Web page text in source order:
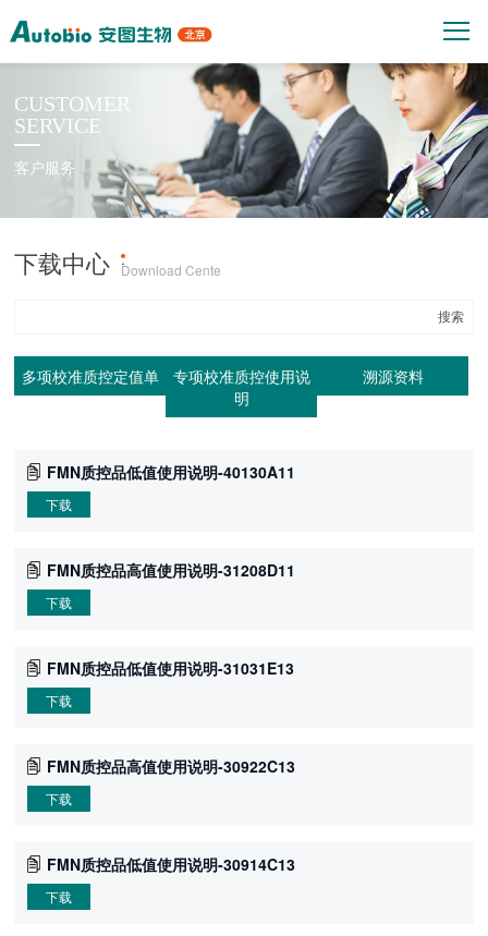
CUSTOMER
SERVICE
客户服务
下载中心 ·Download Cente
多项校准质控定值单
专项校准质控使用说
明
溯源资料
FMN质控品低值使用说明-40130A11
下载
FMN质控品高值使用说明-31208D11
下载
FMN质控品低值使用说明-31031E13
下载
FMN质控品高值使用说明-30922C13
下载
FMN质控品低值使用说明-30914C13
下载